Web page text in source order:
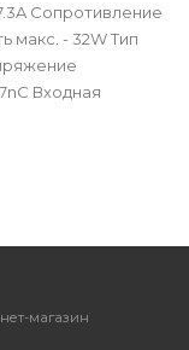
Сопротивление
макс. - 32W Тип
Входная
магазин